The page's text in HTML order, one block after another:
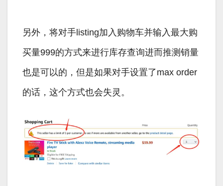
另外，将对手listing加入购物车并输入最大购
买量999的方式来进行库存查询进而推测销量
也是可以的，但是如果对手设置了max order
的话，这个方式也会失灵。